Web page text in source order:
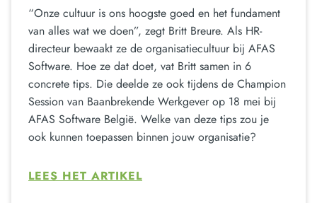
“Onze cultuur is ons hoogste goed en het fundament
van alles wat we doen”, zegt Britt Breure. Als HR-
directeur bewaakt ze de organisatiecultuur bij AFAS
Software. Hoe ze dat doet, vat Britt samen in 6
concrete tips. Die deelde ze ook tijdens de Champion
Session van Baanbrekende Werkgever op 18 mei bij
AFAS Software België. Welke van deze tips zou je
ook kunnen toepassen binnen jouw organisatie?
LEES HET ARTIKEL